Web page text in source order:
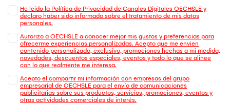
He leído la Política de Privacidad de Canales Digitales OECHSLE y
declaro haber sido informado sobre el tratamiento de mis datos
personales.
Autorizo a OECHSLE a conocer mejor mis gustos y preferencias para
ofrecerme experiencias personalizadas. Acepto que me envien
contenido personalizado, exclusivo, promociones hechas a mi medida,
novedades, descuentos especiales, eventos y todo lo que se alinee
con lo que realmente me interesa.
Acepto el compartir mi información con empresas del grupo
empresarial de OECHSLE para el envío de comunicaciones
publicitarias sobre sus productos, servicios, promociones, eventos y
otras actividades comerciales de interés.